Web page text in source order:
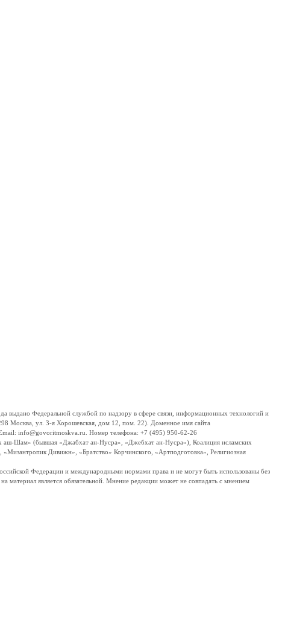
Федеральной службой по надзору в сфере связи, информационных технологий и
Москва, ул. 3-я Хорошевская, дом 12, пом. 22). Доменное имя сайта
info@govoritmoskva.ru. Номер телефона: +7 (495) 950-62-26
аш-Шам» (бывшая «Джабхат ан-Нусра», «Джебхат ан-Нусра»), Коалиция исламских
Дивижн», «Братство» Корчинского, «Артподготовка», Религиозная
Федерации и международными нормами права и не могут быть использованы без
материал является обязательной. Мнение редакции может не совпадать с мнением